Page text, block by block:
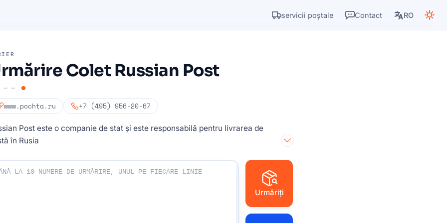
servicii poștale Contact RO
Colet Russian Post
www.pochta.ru +7 (495) 956-20-67
Post este o companie de stat și este responsabilă pentru livrarea de
în Rusia
dvs. de urmărire:
Urmăriți